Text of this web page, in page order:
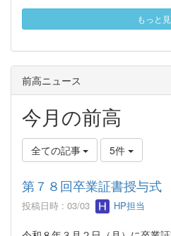
もっと
前高ニュース
今月の前高
全ての記事 5件
第７８回卒業証書授与式
投稿日時 : 03/03 HP担当